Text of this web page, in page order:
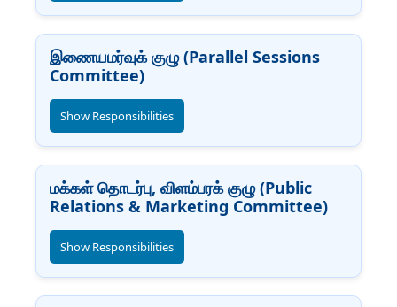
இணையமர்வுக் குழு (Parallel Sessions
Committee)
Show Responsibilities
மக்கள் தொடர்பு, விளம்பரக் குழு (Public
Relations & Marketing Committee)
Show Responsibilities